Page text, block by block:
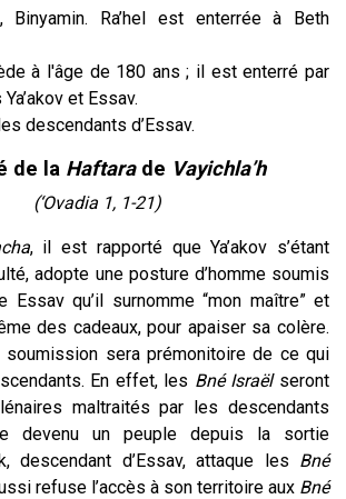
Binyamin. Ra’hel est enterrée à Beth
à l'âge de 180 ans ; il est enterré par
et Essav.
descendants d’Essav.
de la Haftarade Vayichla’h
(‘Ovadia 1, 1-21)
, il est rapporté que Ya’akov s’étant
adopte une posture d’homme soumis
Essav qu’il surnomme “mon maître” et
des cadeaux, pour apaiser sa colère.
sera prémonitoire de ce qui
En effet, les Bné Israëlseront
maltraités par les descendants
devenu un peuple depuis la sortie
descendant d’Essav, attaque les Bné
refuse l’accès à son territoire aux Bné